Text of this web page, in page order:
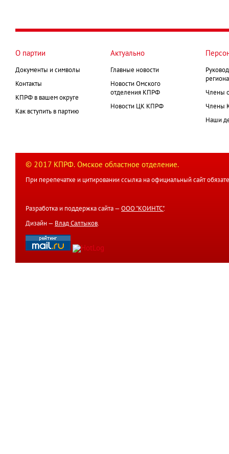
О партии
Документы и символы
Контакты
КПРФ в вашем округе
Как вступить в партию
Актуально
Главные новости
Новости Омского
отделения КПРФ
Новости ЦК КПРФ
Члены
Члены
Наши
© 2017 КПРФ. Омское областное отделение.
При перепечатке и цитировании ссылка на официальный сайт
Разработка и поддержка сайта — ООО "КОИНТС".
Дизайн — Влад Салтыков.